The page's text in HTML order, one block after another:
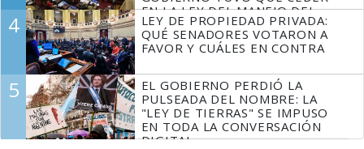
EN LA LEY DEL MANEJO DEL
FUEGO
4
LEY DE PROPIEDAD PRIVADA:
QUÉ SENADORES VOTARON A
FAVOR Y CUÁLES EN CONTRA
5
EL GOBIERNO PERDIÓ LA
PULSEADA DEL NOMBRE: LA
"LEY DE TIERRAS" SE IMPUSO
EN TODA LA CONVERSACIÓN
DIGITAL